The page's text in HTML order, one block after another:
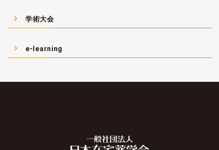
navigate_next 学術大会
navigate_next e-learning